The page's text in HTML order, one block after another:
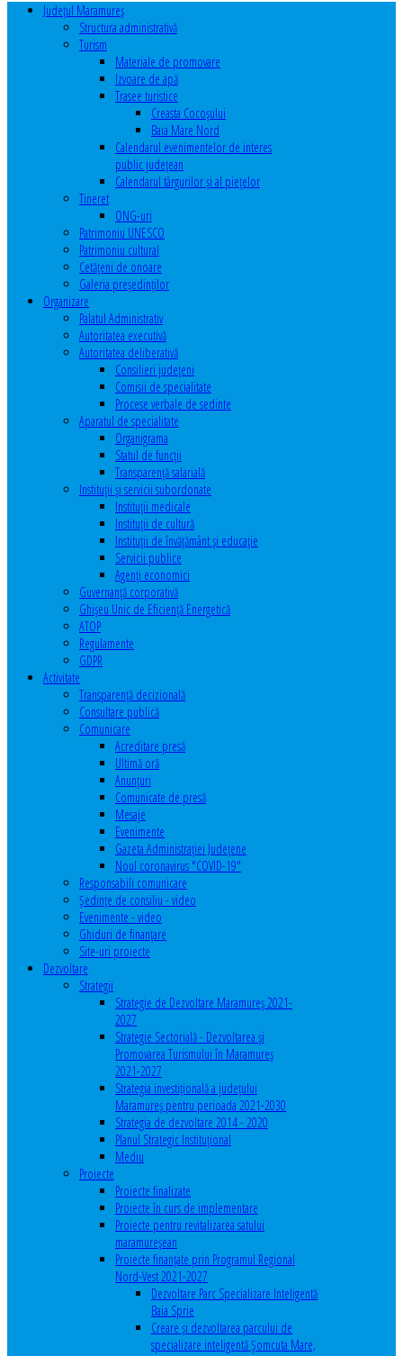
Judeţul Maramureş
Structura administrativă
Turism
Materiale de promovare
Izvoare de apă
Trasee turistice
Creasta Cocoșului
Baia Mare Nord
Calendarul evenimentelor de interes
public judeţean
Calendarul târgurilor şi al pieţelor
Tineret
ONG-uri
Patrimoniu UNESCO
Patrimoniu cultural
Cetăţeni de onoare
Galeria președinților
Organizare
Palatul Administrativ
Autoritatea executivă
Autoritatea deliberativă
Consilieri judeţeni
Comisii de specialitate
Procese verbale de sedinte
Aparatul de specialitate
Organigrama
Statul de funcții
Transparență salarială
Instituţii şi servicii subordonate
Instituţii medicale
Instituţii de cultură
Instituţii de învăţământ şi educaţie
Servicii publice
Agenţi economici
Guvernanță corporativă
Ghişeu Unic de Eficienţă Energetică
ATOP
Regulamente
GDPR
Activitate
Transparenţă decizională
Consultare publică
Comunicare
Acreditare presă
Ultimă oră
Anunţuri
Comunicate de presă
Mesaje
Evenimente
Gazeta Administraţiei Judeţene
Noul coronavirus "COVID-19"
Responsabili comunicare
Şedinţe de consiliu - video
Evenimente - video
Ghiduri de finanţare
Site-uri proiecte
Dezvoltare
Strategii
Strategie de Dezvoltare Maramureș 2021-
2027
Strategie Sectorială - Dezvoltarea și
Promovarea Turismului în Maramureș
2021-2027
Strategia investiţională a județului
Maramureș pentru perioada 2021-2030
Strategia de dezvoltare 2014 - 2020
Planul Strategic Instituţional
Mediu
Proiecte
Proiecte finalizate
Proiecte în curs de implementare
Proiecte pentru revitalizarea satului
maramureşean
Proiecte finanțate prin Programul Regional
Nord-Vest 2021-2027
Dezvoltare Parc Specializare Inteligentă
Baia Sprie
Creare și dezvoltarea parcului de
specializare inteligentă Șomcuta Mare,